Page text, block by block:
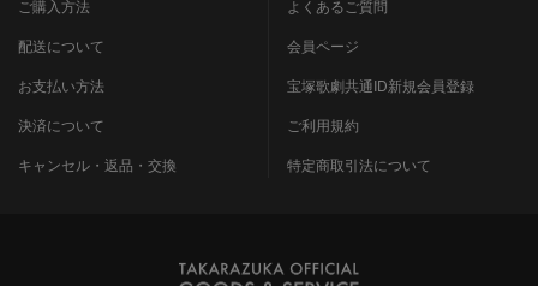
ご購入方法
配送について
お支払い方法
決済について
キャンセル・返品・交換
よくあるご質問
会員ページ
宝塚歌劇共通ID新規会員登録
ご利用規約
特定商取引法について